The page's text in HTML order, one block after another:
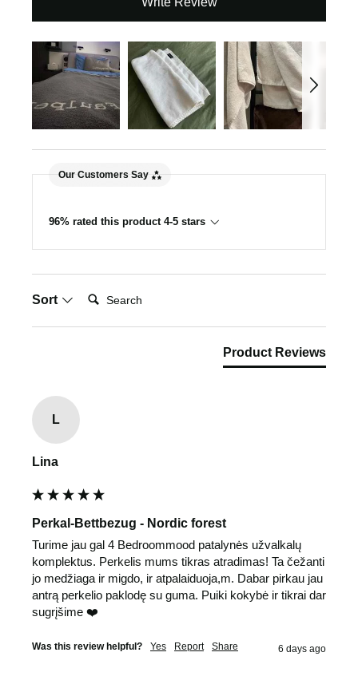
Our Customers Say
96% rated this product 4-5 stars
Sort
Search:
Product Reviews
L
Lina
Perkal-Bettbezug - Nordic forest
Turime jau gal 4 Bedroommood patalynės užvalkalų
komplektus. Perkelis mums tikras atradimas! Ta čežanti
jo medžiaga ir migdo, ir atpalaiduoja,m. Dabar pirkau jau
antrą perkelio paklodę su guma. Puiki kokybė ir tikrai dar
sugrįšime ❤️
Was this review helpful? Yes Report Share 6 days ago